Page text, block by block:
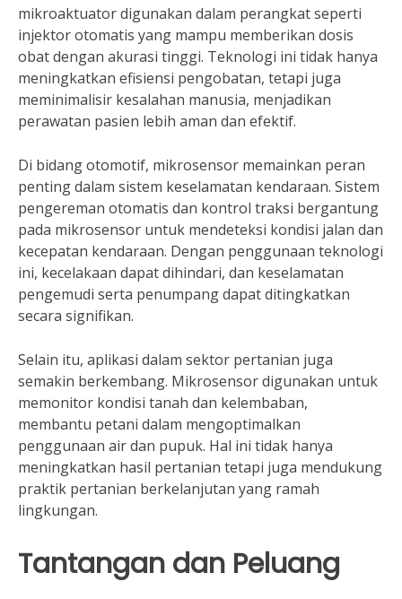
mikroaktuator digunakan dalam perangkat seperti
injektor otomatis yang mampu memberikan dosis
obat dengan akurasi tinggi. Teknologi ini tidak hanya
meningkatkan efisiensi pengobatan, tetapi juga
meminimalisir kesalahan manusia, menjadikan
perawatan pasien lebih aman dan efektif.
Di bidang otomotif, mikrosensor memainkan peran
penting dalam sistem keselamatan kendaraan. Sistem
pengereman otomatis dan kontrol traksi bergantung
pada mikrosensor untuk mendeteksi kondisi jalan dan
kecepatan kendaraan. Dengan penggunaan teknologi
ini, kecelakaan dapat dihindari, dan keselamatan
pengemudi serta penumpang dapat ditingkatkan
secara signifikan.
Selain itu, aplikasi dalam sektor pertanian juga
semakin berkembang. Mikrosensor digunakan untuk
memonitor kondisi tanah dan kelembaban,
membantu petani dalam mengoptimalkan
penggunaan air dan pupuk. Hal ini tidak hanya
meningkatkan hasil pertanian tetapi juga mendukung
praktik pertanian berkelanjutan yang ramah
lingkungan.
Tantangan dan Peluang